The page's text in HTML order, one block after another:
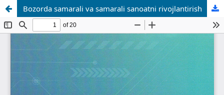
Bozorda samarali va samarali sanoatni rivojlantirish